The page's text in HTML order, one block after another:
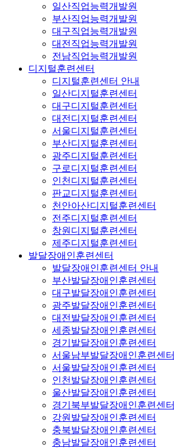
일산직업능력개발원
부산직업능력개발원
대구직업능력개발원
대전직업능력개발원
전남직업능력개발원
디지털훈련센터
디지털훈련센터 안내
일산디지털훈련센터
대구디지털훈련센터
대전디지털훈련센터
서울디지털훈련센터
부산디지털훈련센터
광주디지털훈련센터
구로디지털훈련센터
인천디지털훈련센터
판교디지털훈련센터
천안아산디지털훈련센터
전주디지털훈련센터
창원디지털훈련센터
제주디지털훈련센터
발달장애인훈련센터
발달장애인훈련센터 안내
부산발달장애인훈련센터
대구발달장애인훈련센터
광주발달장애인훈련센터
대전발달장애인훈련센터
세종발달장애인훈련센터
경기발달장애인훈련센터
서울남부발달장애인훈련센터
서울발달장애인훈련센터
인천발달장애인훈련센터
울산발달장애인훈련센터
경기북부발달장애인훈련센터
강원발달장애인훈련센터
충북발달장애인훈련센터
충남발달장애인훈련센터